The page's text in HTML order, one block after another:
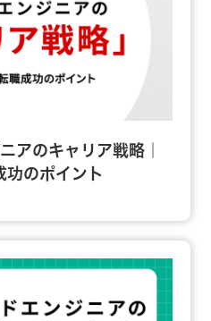
アのキャリア戦略｜
功のポイント